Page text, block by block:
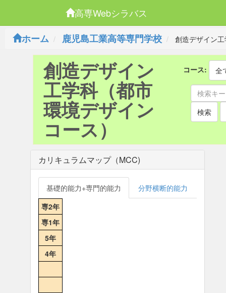
高専Webシラバス
ホーム
鹿児島工業高等専門学校 創造デザイン
創造デザイン
工学科（都市
環境デザイン
コース）
コース: 全
検索
カリキュラムマップ（MCC)
基礎的能力+専門的能力
分野横断的能力
専2年
専1年
5年
4年